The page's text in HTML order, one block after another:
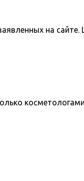
на